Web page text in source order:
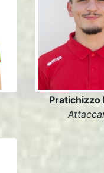
Pratichizzo